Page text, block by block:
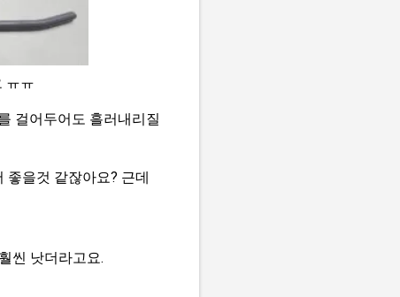
ㅠㅠ
걸어두어도 흘러내리질
좋을것 같잖아요? 근데
씬 낫더라고요.